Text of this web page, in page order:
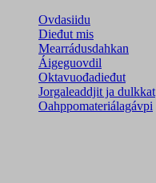
Ovdasiidu
Dieđut mis
Mearrádusdahkan
Áigeguovdil
Oktavuođadieđut
Jorgaleaddjit ja dulkkat
Oahppomateriálagávpi